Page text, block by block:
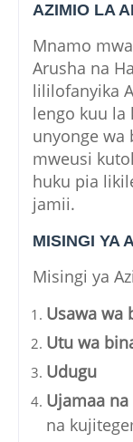
AZIMIO LA
Mnamo
Arusha na
lililofanyika
lengo kuu la
unyonge wa
mweusi
huku pia
jamii.
MISINGI YA
Misingi ya
Usawa wa
Utu wa
Udugu
Ujamaa
na